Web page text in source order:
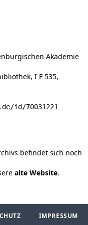
Akademie
I F 535,
id/70031221
befindet sich noch
alte Website.
IMPRESSUM